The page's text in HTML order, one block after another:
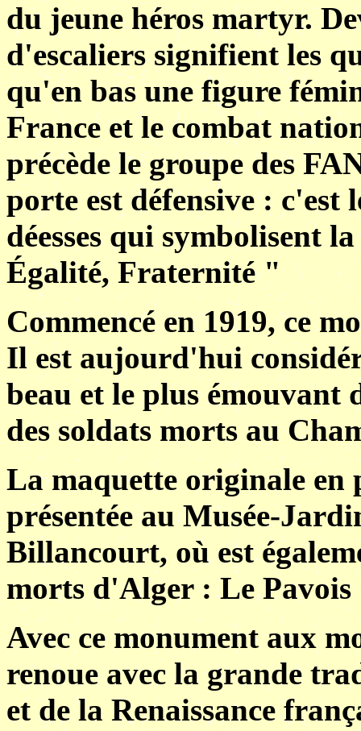
du jeune héros martyr.
d'escaliers signifient les
qu'en bas une figure
France et le combat
précède le groupe des
porte est défensive :
déesses qui symbolisent
Égalité, Fraternité "
Commencé en 1919, ce
Il est aujourd'hui
beau et le plus émouvant
des soldats morts au
La maquette originale en
présentée au Musée-
Billancourt, où est
morts d'Alger : Le Pavois
Avec ce monument aux
renoue avec la grande
et de la Renaissance